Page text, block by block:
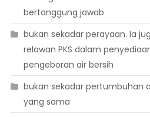
bertanggung jawab
bukan sekadar perayaan. Ia
relawan PKS dalam
pengeboran air bersih
bukan sekadar pertumbuhan
yang sama